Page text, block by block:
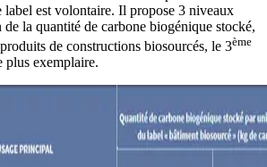
label est volontaire. Il propose 3 niveaux
la quantité de carbone biogénique stocké,
de constructions biosourcés, le 3ème
plus exemplaire.